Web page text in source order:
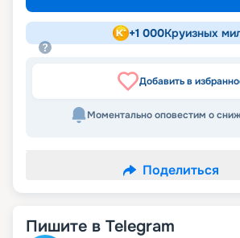
+1 000Круизных
Добавить в
Моментально оповестим о
Поделиться
Пишите в Telegram